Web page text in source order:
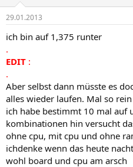
29.01.2013
ich bin auf 1,375 runter
.
EDIT :
.
Aber selbst dann müsste es
alles wieder laufen. Mal so
ich habe bestimmt 10 mal auf
kombinationen hin versucht
ohne cpu, mit cpu und ohne
ichdenke wenn das heute
wohl board und cpu am arsch